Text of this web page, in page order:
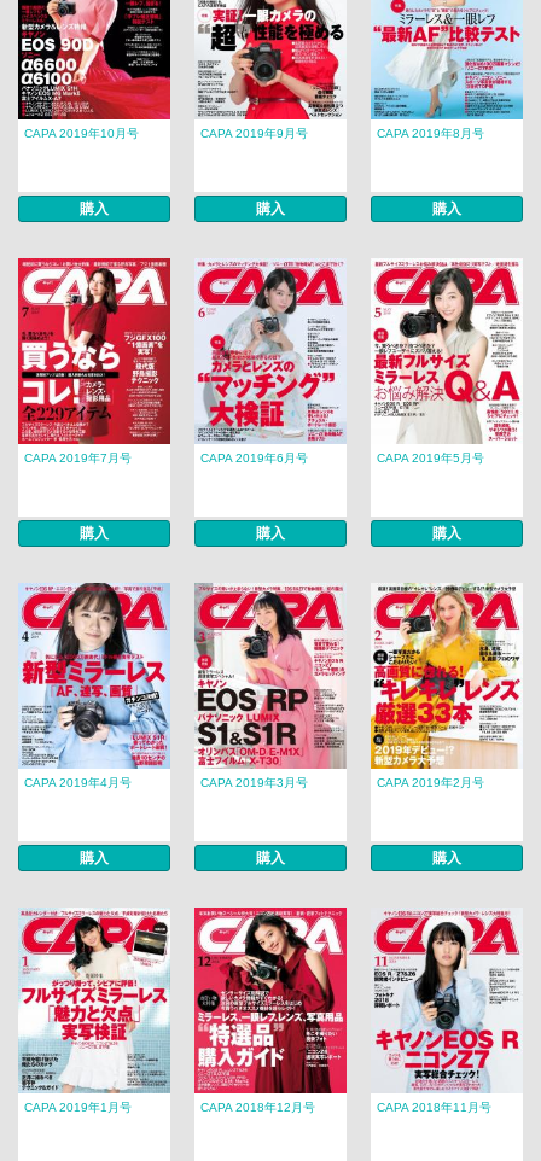
CAPA 2019年10月号
購入
CAPA 2019年9月号
購入
CAPA 2019年8月号
購入
CAPA 2019年7月号
購入
CAPA 2019年6月号
購入
CAPA 2019年5月号
購入
CAPA 2019年4月号
購入
CAPA 2019年3月号
購入
CAPA 2019年2月号
購入
CAPA 2019年1月号 CAPA 2018年12月号 CAPA 2018年11月号